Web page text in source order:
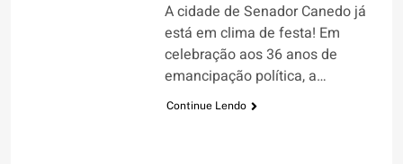
A cidade de Senador Canedo já
está em clima de festa! Em
celebração aos 36 anos de
emancipação política, a…
Continue Lendo